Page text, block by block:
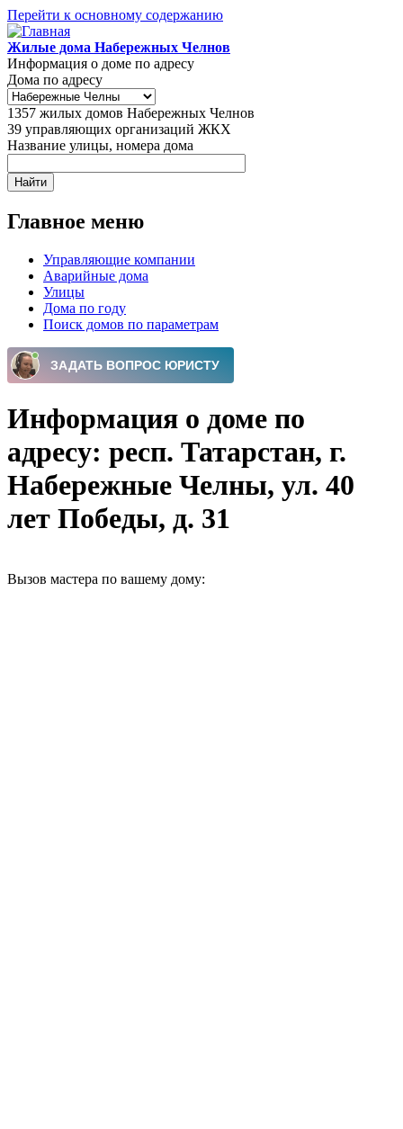
Перейти к основному содержанию
Жилые дома Набережных Челнов
Информация о доме по адресу
Дома по адресу
1357 жилых домов Набережных Челнов
39 управляющих организаций ЖКХ
Название улицы, номера дома
Главное меню
Управляющие компании
Аварийные дома
Улицы
Дома по году
Поиск домов по параметрам
Информация о доме по
адресу: респ. Татарстан, г.
Набережные Челны, ул. 40
лет Победы, д. 31
Вызов мастера по вашему дому: